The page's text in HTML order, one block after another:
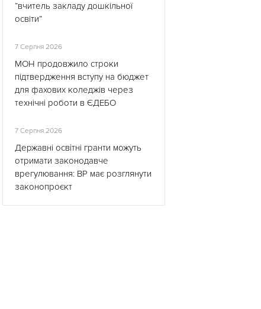
“вчитель закладу дошкільної
освіти”
7 Серпня 2026
МОН продовжило строки
підтвердження вступу на бюджет
для фахових коледжів через
технічні роботи в ЄДЕБО
7 Серпня 2026
Державні освітні гранти можуть
отримати законодавче
врегулювання: ВР має розглянути
законопроєкт